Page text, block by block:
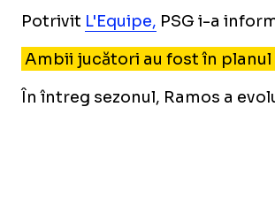
Potrivit L'Equipe, PSG i-a
Ambii jucători au fost în
În întreg sezonul, Ramos a